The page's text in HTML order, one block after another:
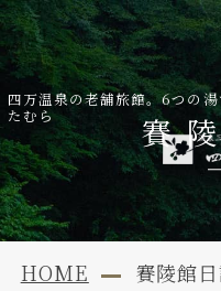
四万温泉の老舗旅館。6つの
たむら
賽
HOME 賽陵館